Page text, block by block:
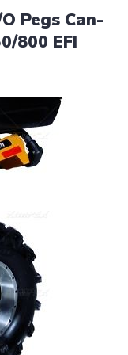
Pegs Can-
800 EFI